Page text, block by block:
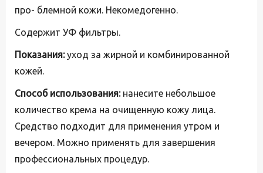
про- блемной кожи. Некомедогенно.
Содержит УФ фильтры.
Показания:уход за жирной и комбинированной
кожей.
Способ использования:нанесите небольшое
количество крема на очищенную кожу лица.
Средство подходит для применения утром и
вечером. Можно применять для завершения
профессиональных процедур.